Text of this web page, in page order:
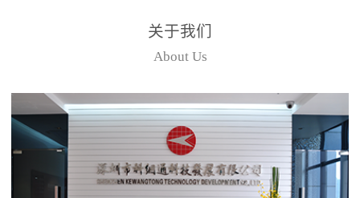
关于我们
About Us